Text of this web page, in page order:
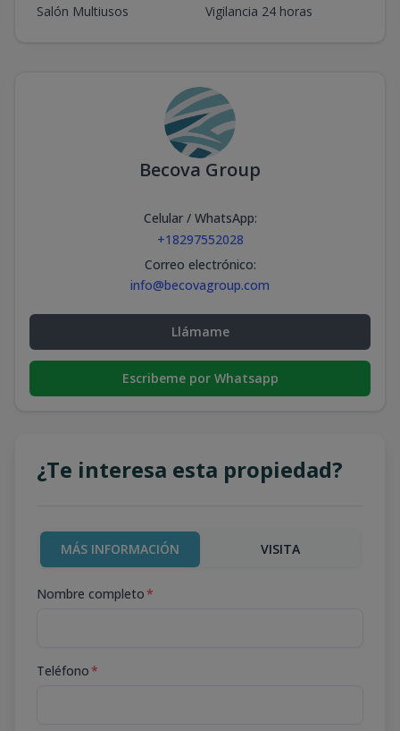
Salón Multiusos Vigilancia 24 horas
Becova Group
Celular / WhatsApp:
+18297552028
Correo electrónico:
info@becovagroup.com
Llámame
Escribeme por Whatsapp
¿Te interesa esta propiedad?
MÁS INFORMACIÓN VISITA
Nombre completo*
Teléfono*